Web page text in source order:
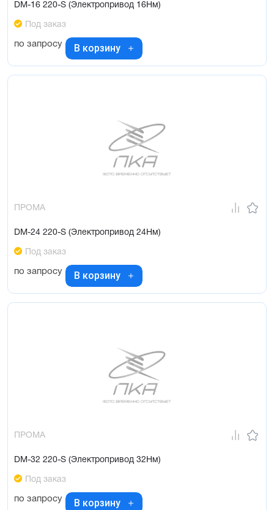
DM-16 220-S (Электропривод 16Нм)
Под заказ
по запросу В корзину
ПРОМА
DM-24 220-S (Электропривод 24Нм)
Под заказ
по запросу В корзину
ПРОМА
DM-32 220-S (Электропривод 32Нм)
Под заказ
по запросу В корзину